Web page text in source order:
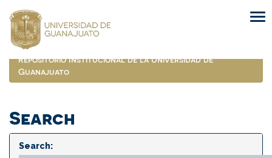
navigation
Repositorio Institucional de la Universidad de
Guanajuato
Search
Search: